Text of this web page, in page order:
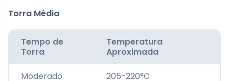
Torra Média
Tempo de
Torra
Temperatura
Aproximada
Moderado 205-220°C